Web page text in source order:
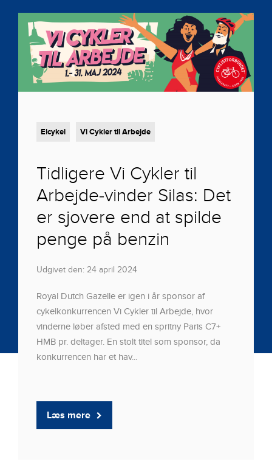
Elcykel Vi Cykler til Arbejde
Tidligere Vi Cykler til
Arbejde-vinder Silas: Det
er sjovere end at spilde
penge på benzin
Udgivet den: 24 april 2024
Royal Dutch Gazelle er igen i år sponsor af
cykelkonkurrencen Vi Cykler til Arbejde, hvor
vinderne løber afsted med en spritny Paris C7+
HMB pr. deltager. En stolt titel som sponsor, da
konkurrencen har et hav...
Læs mere